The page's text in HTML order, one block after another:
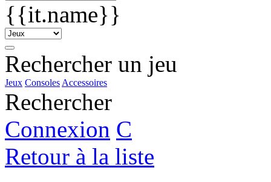
{{it.name}}
Rechercher un jeu
Jeux Consoles Accessoires
Rechercher
Connexion C
Retour à la liste